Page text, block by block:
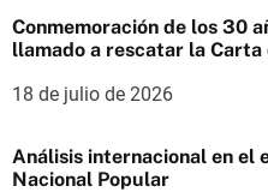
Conmemoración de los 30
llamado a rescatar la
18 de julio de 2026
Análisis internacional en el
Nacional Popular